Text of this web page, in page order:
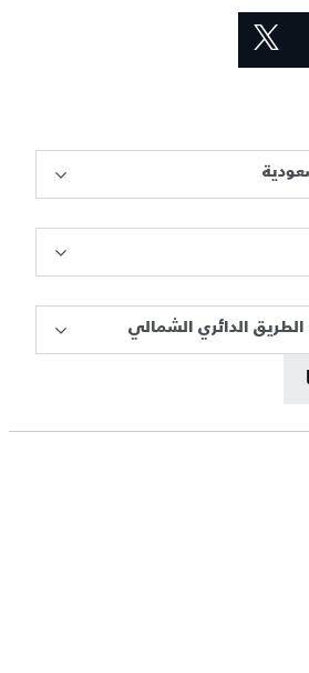
الدائري الشمالي